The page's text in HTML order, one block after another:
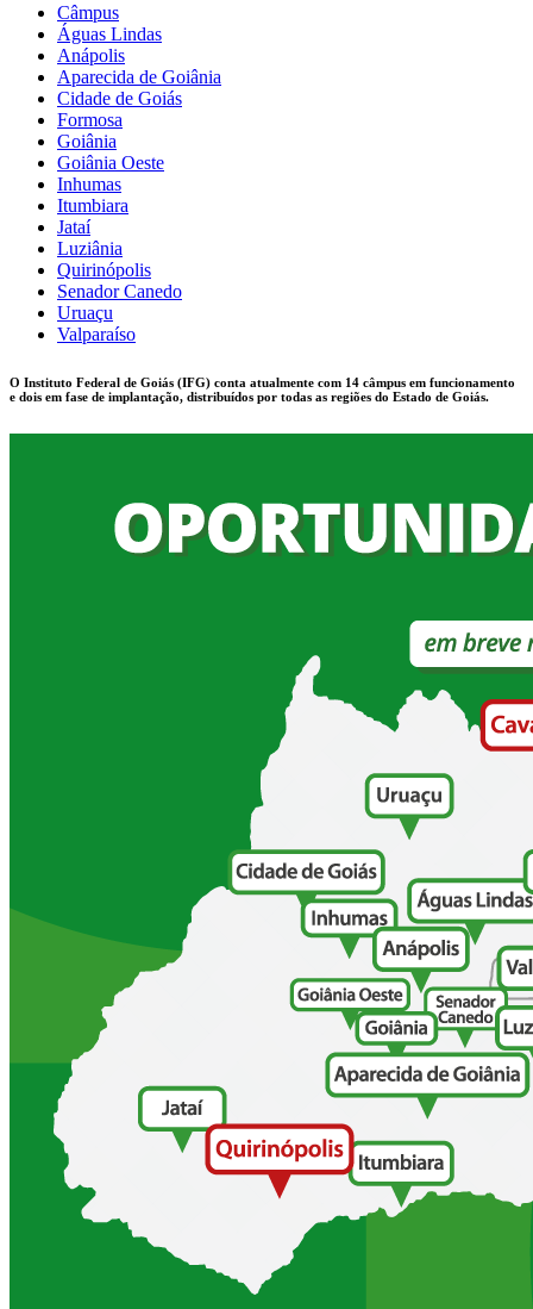
Câmpus
Águas Lindas
Anápolis
Aparecida de Goiânia
Cidade de Goiás
Formosa
Goiânia
Goiânia Oeste
Inhumas
Itumbiara
Jataí
Luziânia
Quirinópolis
Senador Canedo
Uruaçu
Valparaíso
O Instituto Federal de Goiás (IFG) conta atualmente com 14 câmpus em funcionamento
e dois em fase de implantação, distribuídos por todas as regiões do Estado de Goiás.